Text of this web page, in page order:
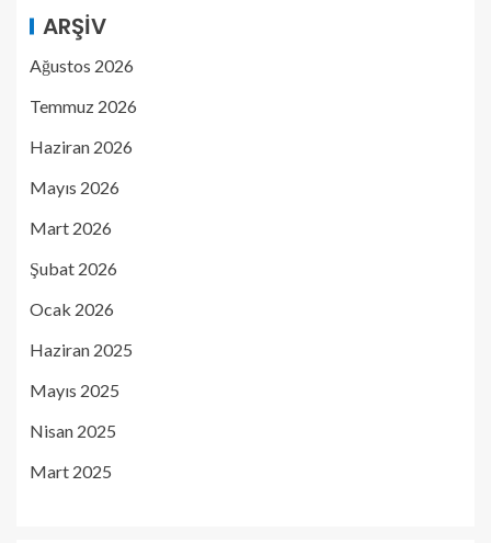
ARŞIV
Ağustos 2026
Temmuz 2026
Haziran 2026
Mayıs 2026
Mart 2026
Şubat 2026
Ocak 2026
Haziran 2025
Mayıs 2025
Nisan 2025
Mart 2025